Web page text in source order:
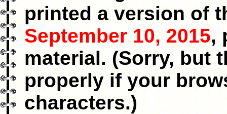
printed a version of
September 10, 2015,
material. (Sorry, but
properly if your
characters.)